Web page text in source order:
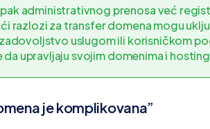
administrativnog prenosa već
razlozi za transfer domena mogu
uslugom ili korisničkom
upravljaju svojim domenima i
je komplikovana”